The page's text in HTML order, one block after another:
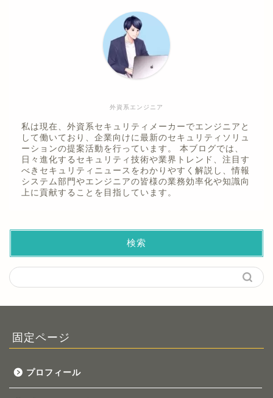
外資系エンジニア
私は現在、外資系セキュリティメーカーでエンジニアと
して働いており、企業向けに最新のセキュリティソリュ
ーションの提案活動を行っています。 本ブログでは、
日々進化するセキュリティ技術や業界トレンド、注目す
べきセキュリティニュースをわかりやすく解説し、情報
システム部門やエンジニアの皆様の業務効率化や知識向
上に貢献することを目指しています。
検索
固定ページ
プロフィール